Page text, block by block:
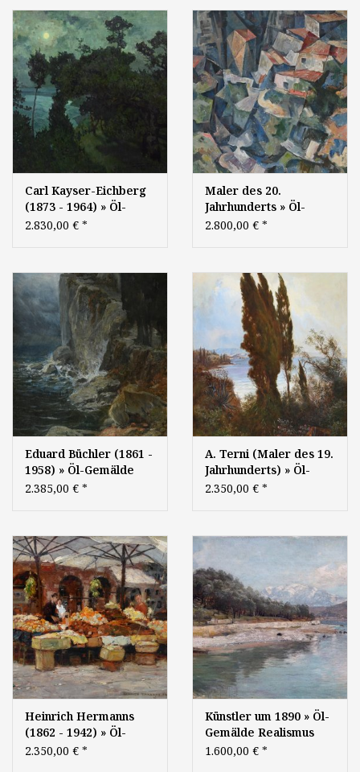
Interieur Italien -
sächsischer Künstler
Landschaft Italien
Grand Tour -
sächsischer Künstler
Carl Kayser-Eichberg
(1873 - 1964) » Öl-
Gemälde
Mondschein
Mondnacht
mediterrane
Küstenlandschaft
Landschaft Italien
Berliner Maler
2.830,00 € *
Maler des 20.
Jahrhunderts » Öl-
Gemälde Moderne
2.800,00 € *
Eduard Büchler (1861 -
1958) » Öl-Gemälde
Jugendstil Symbolismus
Landschaft
österreichische Schule
Wiener Maler
2.385,00 € *
A. Terni (Maler des 19.
Jahrhunderts) » Öl-
Gemälde Spätromantik
Küstenlandschaft
Landschaft
2.350,00 € *
Heinrich Hermanns
(1862 - 1942) » Öl-
Gemälde
2.350,00 € *
Künstler um 1890 » Öl-
Gemälde Realismus
Meer Küstenlandschaft
1.600,00 € *